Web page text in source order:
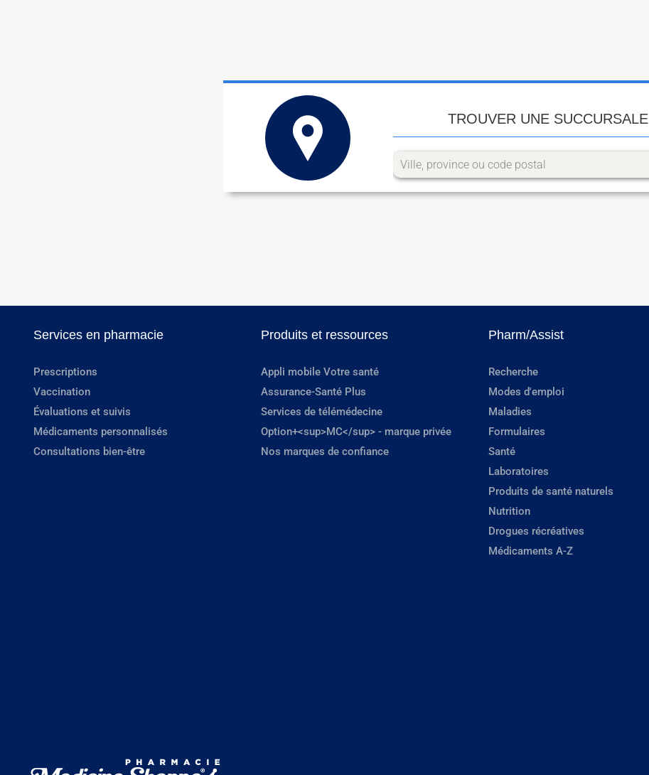
TROUVER UNE SUCCURSALE
Services en pharmacie
Prescriptions
Vaccination
Évaluations et suivis
Médicaments personnalisés
Consultations bien-être
Produits et ressources
Appli mobile Votre santé
Assurance-Santé Plus
Services de télémédecine
Option+<sup>MC</sup> - marque privée
Nos marques de confiance
Pharm/Assist
Recherche
Modes d'emploi
Maladies
Formulaires
Santé
Laboratoires
Produits de santé naturels
Nutrition
Drogues récréatives
Médicaments A-Z